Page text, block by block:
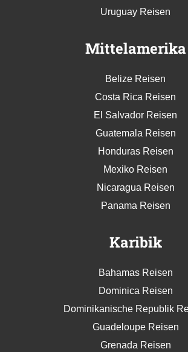
Uruguay Reisen
Mittelamerika
Belize Reisen
Costa Rica Reisen
El Salvador Reisen
Guatemala Reisen
Honduras Reisen
Mexiko Reisen
Nicaragua Reisen
Panama Reisen
Karibik
Bahamas Reisen
Dominica Reisen
Dominikanische Republik
Guadeloupe Reisen
Grenada Reisen